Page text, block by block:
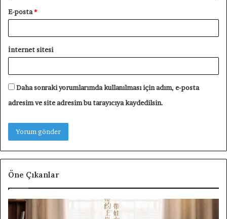
E-posta*
İnternet sitesi
Daha sonraki yorumlarımda kullanılması için adım, e-posta
adresim ve site adresim bu tarayıcıya kaydedilsin.
Öne Çıkanlar
Unforgettable
Love